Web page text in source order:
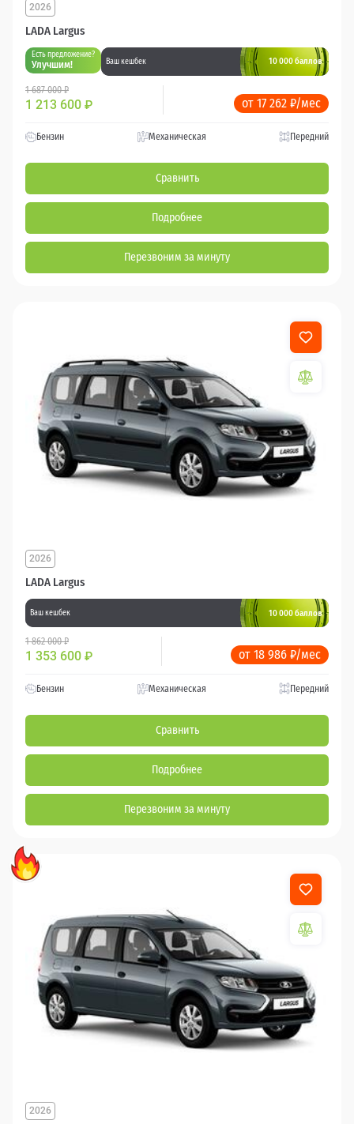
LADA Largus
2026
Есть предложение?
Улучшим! Ваш кешбек 10 000 баллов
1 687 000 ₽
1 213 600 ₽ от 17 262 ₽/мес
Бензин Механическая Передний
Сравнить
Подробнее
Перезвоним за минуту
LADA Largus
2026
Ваш кешбек 10 000 баллов
1 862 000 ₽
1 353 600 ₽ от 18 986 ₽/мес
Бензин Механическая Передний
Сравнить
Подробнее
Перезвоним за минуту
2026